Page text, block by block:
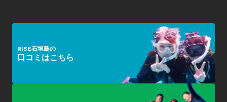
RISE石垣島の
口コミはこちら